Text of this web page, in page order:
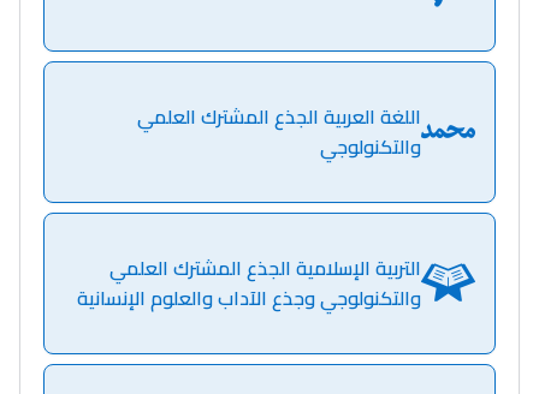
اللغة العربية الجذع المشترك العلمي
والتكنولوجي
التربية الإسلامية الجذع المشترك العلمي
والتكنولوجي وجذع الآداب والعلوم الإنسانية